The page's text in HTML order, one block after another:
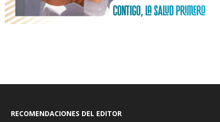
RECOMENDACIONES DEL EDITOR